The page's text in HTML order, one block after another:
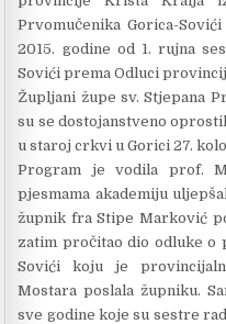
Prvomučenika Gorica-
2015. godine od 1. rujna
Sovići prema Odluci
Župljani župe sv. Stjepana
su se dostojanstveno
u staroj crkvi u Gorici 27.
Program je vodila prof.
pjesmama akademiju
župnik fra Stipe Marković
zatim pročitao dio odluke o
Sovići koju je
Mostara poslala župniku.
sve godine koje su sestre